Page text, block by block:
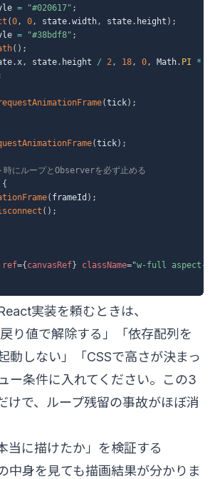
= "#020617" ;
(0, 0, state.width, state. height ) ;
= "#38bdf8" ;
( ) ;
.x, state. height / 2, 18, 0, Math. PI *
(tick) ;
(tick) ;
にループとObserverを必ず止める
{
( frameId ) ;
( ) ;
ref={ canvasRef} className="w-full aspect-
実装を頼むときは、
り値で解除する」「依存配列を
動しない」「CSSで高さが決まっ
ー条件に入れてください。この3
けで、ループ残留の事故がほぼ消
当に描けたか」を検証する
中身を見ても描画結果が分かりま